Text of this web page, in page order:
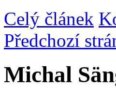
Celý článek
Předchozí
Michal